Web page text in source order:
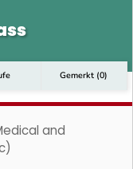
Gemerkt (0)
and